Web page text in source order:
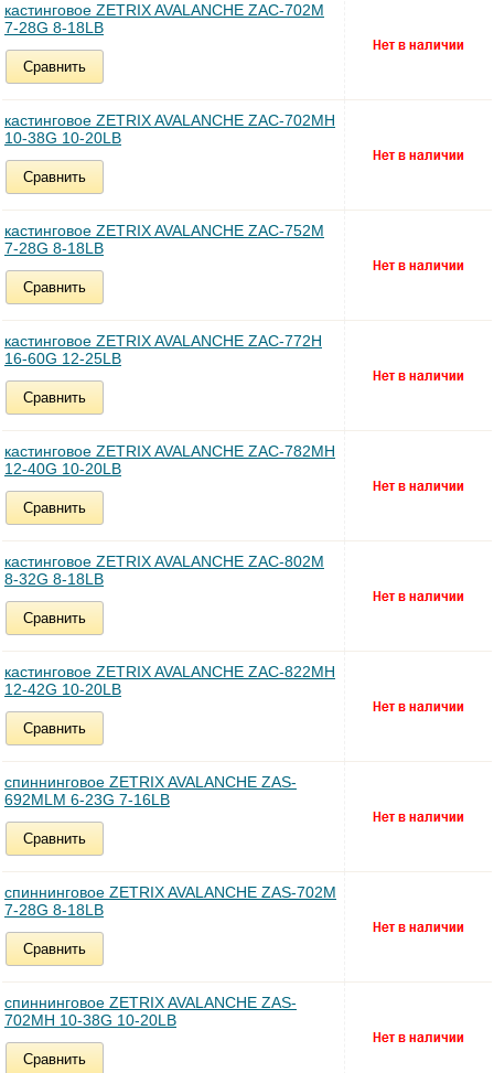
кастинговое ZETRIX AVALANCHE ZAC-702M
7-28G 8-18LB
Сравнить
кастинговое ZETRIX AVALANCHE ZAC-702MH
10-38G 10-20LB
Сравнить
кастинговое ZETRIX AVALANCHE ZAC-752M
7-28G 8-18LB
Сравнить
кастинговое ZETRIX AVALANCHE ZAC-772H
16-60G 12-25LB
Сравнить
кастинговое ZETRIX AVALANCHE ZAC-782MH
12-40G 10-20LB
Сравнить
кастинговое ZETRIX AVALANCHE ZAC-802M
8-32G 8-18LB
Сравнить
кастинговое ZETRIX AVALANCHE ZAC-822MH
12-42G 10-20LB
Сравнить
спиннинговое ZETRIX AVALANCHE ZAS-
692MLM 6-23G 7-16LB
Сравнить
спиннинговое ZETRIX AVALANCHE ZAS-702M
7-28G 8-18LB
Сравнить
спиннинговое ZETRIX AVALANCHE ZAS-
702MH 10-38G 10-20LB
Сравнить